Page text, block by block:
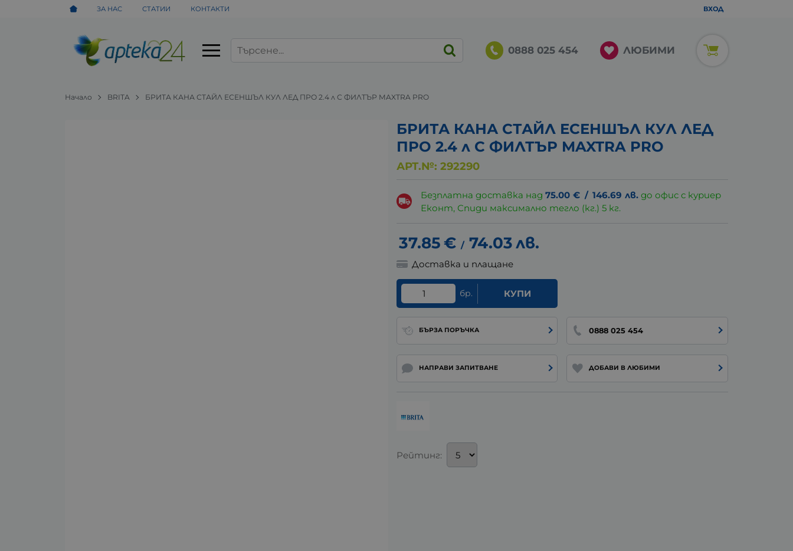
ЗА НАС СТАТИИ КОНТАКТИ ВХОД
0888 025 454 ЛЮБИМИ
Начало BRITA БРИТА КАНА СТАЙЛ ЕСЕНШЪЛ КУЛ ЛЕД ПРО 2.4 л С ФИЛТЪР MAXTRA PRO
БРИТА КАНА СТАЙЛ ЕСЕНШЪЛ КУЛ ЛЕД
ПРО 2.4 л С ФИЛТЪР MAXTRA PRO
АРТ.№: 292290
Безплатна доставка над75.00 € / 146.69 лв. до офис с куриер
Еконт, Спиди максимално тегло (кг.) 5 кг.
37.85€ / 74.03лв.
Доставка и плащане
бр. КУПИ
БЪРЗА ПОРЪЧКА 0888 025 454
НАПРАВИ ЗАПИТВАНЕ ДОБАВИ В ЛЮБИМИ
Рейтинг: